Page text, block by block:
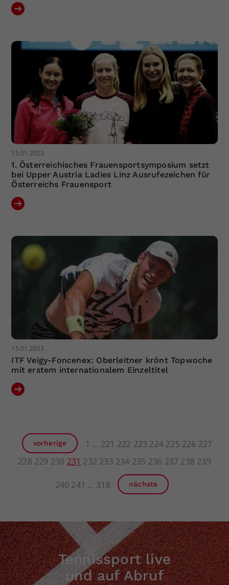
15.01.2023
1. Österreichisches Frauensportsymposium setzt
bei Upper Austria Ladies Linz Ausrufezeichen für
Österreichs Frauensport
15.01.2023
ITF Veigy-Foncenex: Oberleitner krönt Topwoche
mit erstem internationalem Einzeltitel
vorherige 1 221 222 223 224 225 226 227
228 229 230 231 232 233 234 235 236 237 238 239
240 241 318 nächste
Tennissport live
und auf Abruf